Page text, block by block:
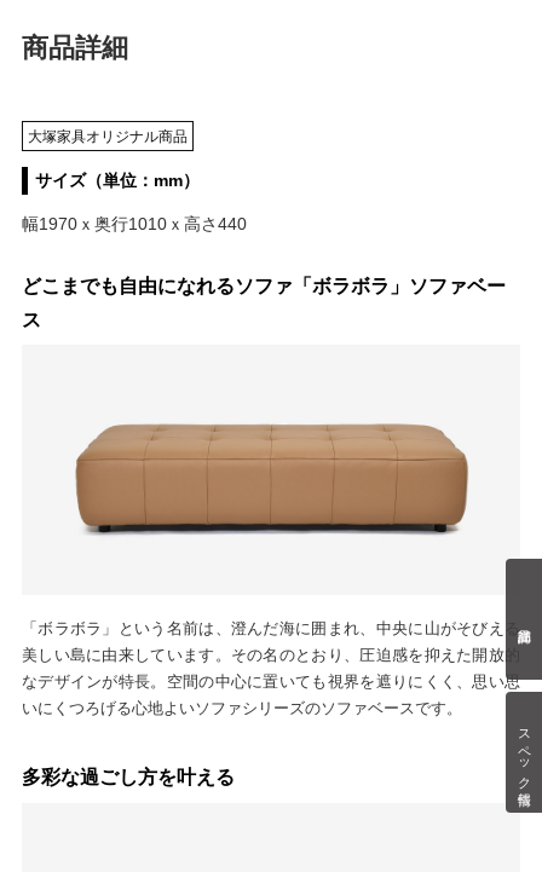
スペック情報
商品詳細
大塚家具オリジナル商品
サイズ（単位：mm）
幅1970ｘ奥行1010ｘ高さ440
どこまでも自由になれるソファ「ボラボラ」ソファベー
ス
「ボラボラ」という名前は、澄んだ海に囲まれ、中央に山がそびえる
美しい島に由来しています。その名のとおり、圧迫感を抑えた開放的
なデザインが特長。空間の中心に置いても視界を遮りにくく、思い思
いにくつろげる心地よいソファシリーズのソファベースです。
多彩な過ごし方を叶える